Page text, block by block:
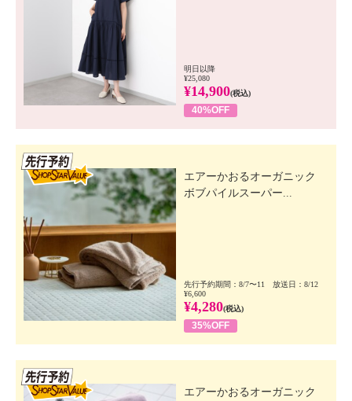
明日以降
¥25,080
¥14,900(税込)
40%OFF
エアーかおるオーガニック
ボブパイルスーパー...
先行予約期間：8/7〜11 放送日：8/12
¥6,600
¥4,280(税込)
35%OFF
エアーかおるオーガニック